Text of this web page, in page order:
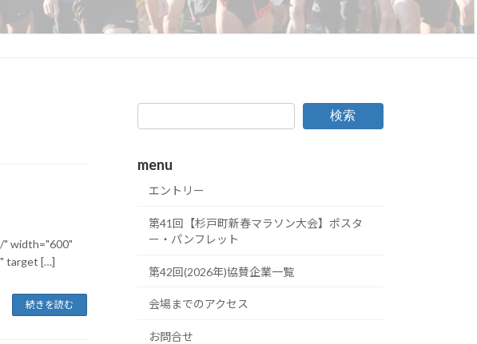
width="600"
target […]
続きを読む
検索
menu
エントリー
第41回【杉戸町新春マラソン大会】ポスタ
ー・パンフレット
第42回(2026年)協賛企業一覧
会場までのアクセス
お問合せ